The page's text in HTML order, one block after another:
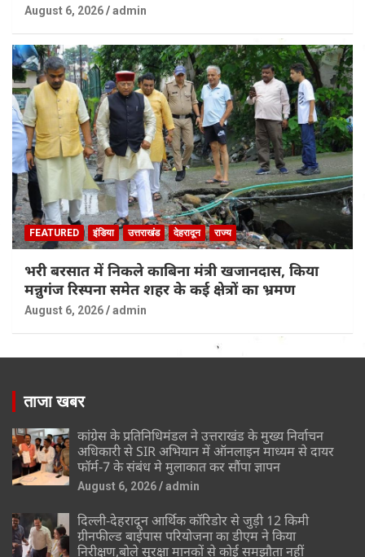
August 6, 2026 admin
FEATURED इंडिया उत्तराखंड देहरादून राज्य
भरी बरसात में निकले काबिना मंत्री खजानदास, किया
मन्नुगंज रिस्पना समेत शहर के कई क्षेत्रों का भ्रमण
August 6, 2026 admin
ताजा खबर
कांग्रेस के प्रतिनिधिमंडल ने उत्तराखंड के मुख्य निर्वाचन
अधिकारी से SIR अभियान में ऑनलाइन माध्यम से दायर
फॉर्म-7 के संबंध मे मुलाकात कर सौंपा ज्ञापन
August 6, 2026 admin
दिल्ली-देहरादून आर्थिक कॉरिडोर से जुड़ी 12 किमी
ग्रीनफील्ड बाईपास परियोजना का डीएम ने किया
निरीक्षण,बोले सुरक्षा मानकों से कोई समझौता नहीं